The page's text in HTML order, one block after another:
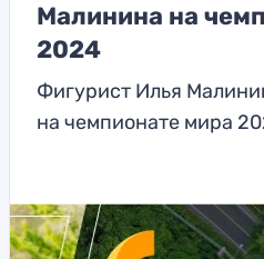
Малинина на
2024
Фигурист Илья
на чемпионате мира